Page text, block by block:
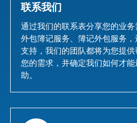
联系我们
通过我们的联系表分享您的业
外包簿记服务、簿记外包服务
支持，我们的团队都将为您提
您的需求，并确定我们如何才
助。